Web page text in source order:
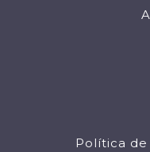
Política